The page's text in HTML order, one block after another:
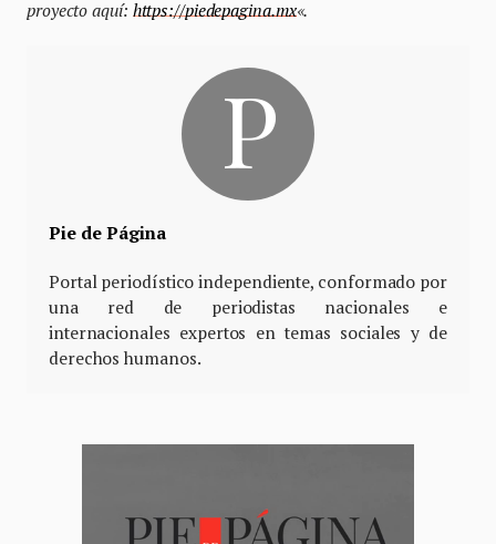
proyecto aquí: https://piedepagina.mx«.
Pie de Página
Portal periodístico independiente, conformado por
una red de periodistas nacionales e
internacionales expertos en temas sociales y de
derechos humanos.